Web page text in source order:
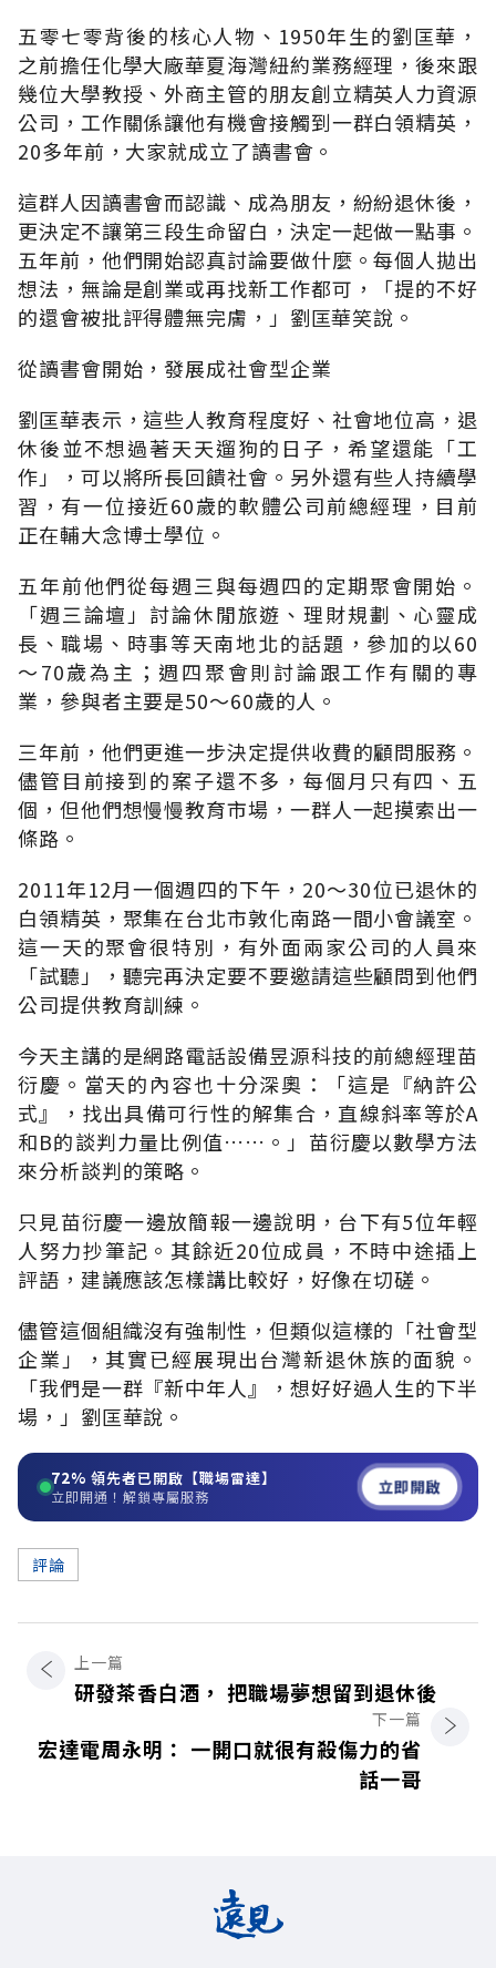
五零七零背後的核心人物、1950年生的劉匡華，
之前擔任化學大廠華夏海灣紐約業務經理，後來跟
幾位大學教授、外商主管的朋友創立精英人力資源
公司，工作關係讓他有機會接觸到一群白領精英，
20多年前，大家就成立了讀書會。
這群人因讀書會而認識、成為朋友，紛紛退休後，
更決定不讓第三段生命留白，決定一起做一點事。
五年前，他們開始認真討論要做什麼。每個人拋出
想法，無論是創業或再找新工作都可，「提的不好
的還會被批評得體無完膚，」劉匡華笑說。
從讀書會開始，發展成社會型企業
劉匡華表示，這些人教育程度好、社會地位高，退
休後並不想過著天天遛狗的日子，希望還能「工
作」，可以將所長回饋社會。另外還有些人持續學
習，有一位接近60歲的軟體公司前總經理，目前
正在輔大念博士學位。
五年前他們從每週三與每週四的定期聚會開始。
「週三論壇」討論休閒旅遊、理財規劃、心靈成
長、職場、時事等天南地北的話題，參加的以60
～70歲為主；週四聚會則討論跟工作有關的專
業，參與者主要是50～60歲的人。
三年前，他們更進一步決定提供收費的顧問服務。
儘管目前接到的案子還不多，每個月只有四、五
個，但他們想慢慢教育市場，一群人一起摸索出一
條路。
2011年12月一個週四的下午，20～30位已退休的
白領精英，聚集在台北市敦化南路一間小會議室。
這一天的聚會很特別，有外面兩家公司的人員來
「試聽」，聽完再決定要不要邀請這些顧問到他們
公司提供教育訓練。
今天主講的是網路電話設備昱源科技的前總經理苗
衍慶。當天的內容也十分深奧：「這是『納許公
式』，找出具備可行性的解集合，直線斜率等於A
和B的談判力量比例值……。」苗衍慶以數學方法
來分析談判的策略。
只見苗衍慶一邊放簡報一邊說明，台下有5位年輕
人努力抄筆記。其餘近20位成員，不時中途插上
評語，建議應該怎樣講比較好，好像在切磋。
儘管這個組織沒有強制性，但類似這樣的「社會型
企業」，其實已經展現出台灣新退休族的面貌。
「我們是一群『新中年人』，想好好過人生的下半
場，」劉匡華說。
72% 領先者已開啟【職場雷達】
立即開通！解鎖專屬服務 立即開啟
評論
上一篇
研發茶香白酒， 把職場夢想留到退休後
下一篇
宏達電周永明： 一開口就很有殺傷力的省
話一哥